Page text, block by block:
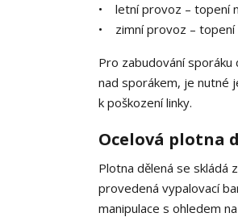
• letní provoz – topení
• zimní provoz – topení
Pro zabudování sporáku
nad sporákem, je nutné
k poškození linky.
Ocelová plotna
Plotna dělená se skládá
provedená vypalovací
manipulace s ohledem